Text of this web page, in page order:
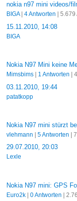
nokia n97 mini videos/
BIGA| 4 Antworten |
15.11.2010, 14:08
BIGA
Nokia N97 Mini keine
Mimsbims| 1 Antworten |
03.11.2010, 19:44
patatkopp
Nokia N97 mini stürzt
vlehmann 5 Antworten |
29.07.2010, 20:03
Lexle
Nokia N97 mini: GPS
Euro2k| 0 Antworten |